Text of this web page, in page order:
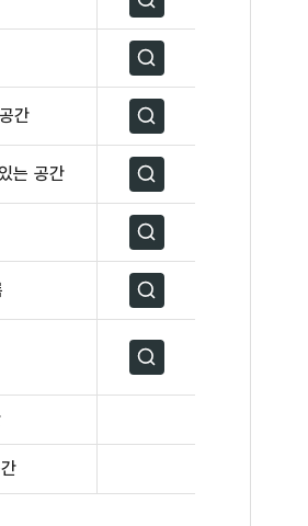
자세히보기
자세히보기
간
자세히보기
는 공간
자세히보기
자세히보기
자세히보기
자세히보기